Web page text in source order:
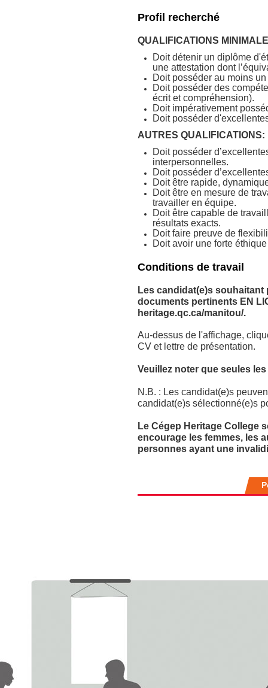
Profil recherché
QUALIFICATIONS
Doit détenir un diplôme
une attestation dont
Doit posséder au moins
Doit posséder des
écrit et compréhension).
Doit impérativement
Doit posséder
AUTRES QUALIFICATIONS:
Doit posséder
interpersonnelles.
Doit posséder
Doit être rapide,
Doit être en mesure de
travailler en équipe.
Doit être capable de
résultats exacts.
Doit faire preuve de
Doit avoir une forte
Conditions de travail
Les candidat(e)s
documents pertinents EN
heritage.qc.ca/manitou/.
Au-dessus de l'affichage,
CV et lettre de présentation.
Veuillez noter que seules
N.B. : Les candidat(e)s
candidat(e)s sélectionné(e)s
Le Cégep Heritage College
encourage les femmes, les
personnes ayant une